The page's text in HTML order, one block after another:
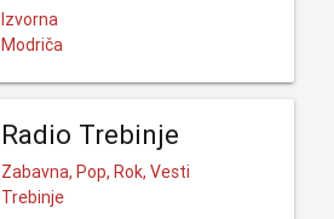
Izvorna
Modriča
Radio Trebinje
Zabavna, Pop, Rok, Vesti
Trebinje